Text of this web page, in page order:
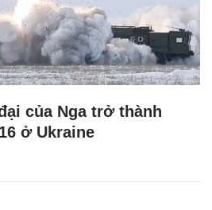
của Nga trở thành
ở Ukraine